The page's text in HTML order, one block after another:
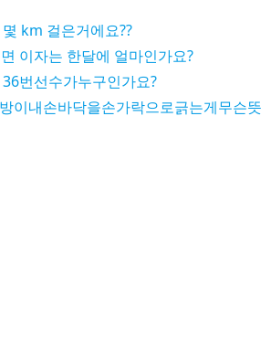
km 걸은거에요??
이자는 한달에 얼마인가요?
번선수가누구인가요?
이내손바닥을손가락으로긁는게무슨뜻